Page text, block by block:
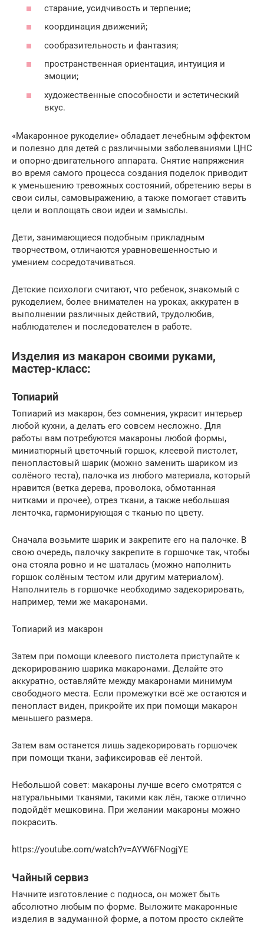
старание, усидчивость и терпение;
координация движений;
сообразительность и фантазия;
пространственная ориентация, интуиция и
эмоции;
художественные способности и эстетический
вкус.
«Макаронное рукоделие» обладает лечебным эффектом
и полезно для детей с различными заболеваниями ЦНС
и опорно-двигательного аппарата. Снятие напряжения
во время самого процесса создания поделок приводит
к уменьшению тревожных состояний, обретению веры в
свои силы, самовыражению, а также помогает ставить
цели и воплощать свои идеи и замыслы.
Дети, занимающиеся подобным прикладным
творчеством, отличаются уравновешенностью и
умением сосредотачиваться.
Детские психологи считают, что ребенок, знакомый с
рукоделием, более внимателен на уроках, аккуратен в
выполнении различных действий, трудолюбив,
наблюдателен и последователен в работе.
Изделия из макарон своими руками,
мастер-класс:
Топиарий
Топиарий из макарон, без сомнения, украсит интерьер
любой кухни, а делать его совсем несложно. Для
работы вам потребуются макароны любой формы,
миниатюрный цветочный горшок, клеевой пистолет,
пенопластовый шарик (можно заменить шариком из
солёного теста), палочка из любого материала, который
нравится (ветка дерева, проволока, обмотанная
нитками и прочее), отрез ткани, а также небольшая
ленточка, гармонирующая с тканью по цвету.
Сначала возьмите шарик и закрепите его на палочке. В
свою очередь, палочку закрепите в горшочке так, чтобы
она стояла ровно и не шаталась (можно наполнить
горшок солёным тестом или другим материалом).
Наполнитель в горшочке необходимо задекорировать,
например, теми же макаронами.
Топиарий из макарон
Затем при помощи клеевого пистолета приступайте к
декорированию шарика макаронами. Делайте это
аккуратно, оставляйте между макаронами минимум
свободного места. Если промежутки всё же остаются и
пенопласт виден, прикройте их при помощи макарон
меньшего размера.
Затем вам останется лишь задекорировать горшочек
при помощи ткани, зафиксировав её лентой.
Небольшой совет: макароны лучше всего смотрятся с
натуральными тканями, такими как лён, также отлично
подойдёт мешковина. При желании макароны можно
покрасить.
https://youtube.com/watch?v=AYW6FNogjYE
Чайный сервиз
Начните изготовление с подноса, он может быть
абсолютно любым по форме. Выложите макаронные
изделия в задуманной форме, а потом просто склейте